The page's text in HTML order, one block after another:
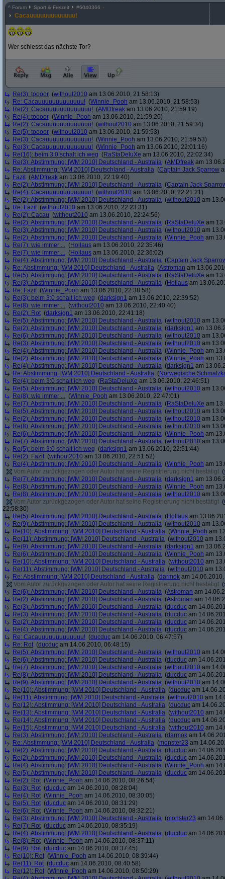
^ Forum Sport & Freizeit #6040366
Cacauuuuuuuuuuuuu!
Wer schiesst das nächste Tor?
Re(3): toooor (without2010 am 13.06.2010, 21:58:13)
Re: Cacauuuuuuuuuuuuu! (Winnie_Pooh am 13.06.2010, 21:58:53)
Re(2): Cacauuuuuuuuuuuuu! (AMDfreak am 13.06.2010, 21:59:19)
Re(4): toooor (Winnie_Pooh am 13.06.2010, 21:59:20)
Re(2): Cacauuuuuuuuuuuuu! (without2010 am 13.06.2010, 21:59:34)
Re(5): toooor (without2010 am 13.06.2010, 21:59:53)
Re(3): Cacauuuuuuuuuuuuu! (Winnie_Pooh am 13.06.2010, 21:59:53)
Re(3): Cacauuuuuuuuuuuuu! (Winnie_Pooh am 13.06.2010, 22:01:16)
Re(16): beim 3:0 schalt ich weg (RaStaDeluXe am 13.06.2010, 22:02:34)
Re(3): Abstimmung: [WM 2010] Deutschland - Australia (AMDfreak am
Re: Abstimmung: [WM 2010] Deutschland - Australia (Captain Jack Sparrow
Fazit (AMDfreak am 13.06.2010, 22:19:40)
Re(2): Abstimmung: [WM 2010] Deutschland - Australia (Captain Jack
Re(4): Cacauuuuuuuuuuuuu! (without2010 am 13.06.2010, 22:21:21)
Re(2): Abstimmung: [WM 2010] Deutschland - Australia (without2010 am
Re: Fazit (without2010 am 13.06.2010, 22:23:31)
Re(2): Cacau (without2010 am 13.06.2010, 22:24:56)
Re(2): Abstimmung: [WM 2010] Deutschland - Australia (RaStaDeluXe am
Re(3): Abstimmung: [WM 2010] Deutschland - Australia (without2010 am
Re(2): Abstimmung: [WM 2010] Deutschland - Australia (Winnie_Pooh am
Re(7): wie immer ... (Hollaus am 13.06.2010, 22:35:46)
Re(7): wie immer ... (Hollaus am 13.06.2010, 22:36:02)
Re(4): Abstimmung: [WM 2010] Deutschland - Australia (Captain Jack
Re: Abstimmung: [WM 2010] Deutschland - Australia (Astroman am
Re(5): Abstimmung: [WM 2010] Deutschland - Australia (RaStaDeluXe am
Re(3): Abstimmung: [WM 2010] Deutschland - Australia (Hollaus am
Re: Fazit (Winnie_Pooh am 13.06.2010, 22:38:58)
Re(3): beim 3:0 schalt ich weg (darksign1 am 13.06.2010, 22:39:52)
Re(8): wie immer ... (without2010 am 13.06.2010, 22:40:40)
Re(2): Rot (darksign1 am 13.06.2010, 22:41:18)
Re(5): Abstimmung: [WM 2010] Deutschland - Australia (without2010 am
Re(2): Abstimmung: [WM 2010] Deutschland - Australia (darksign1 am
Re(6): Abstimmung: [WM 2010] Deutschland - Australia (without2010 am
Re(3): Abstimmung: [WM 2010] Deutschland - Australia (without2010 am
Re(4): Abstimmung: [WM 2010] Deutschland - Australia (Winnie_Pooh am
Re(2): Abstimmung: [WM 2010] Deutschland - Australia (Winnie_Pooh am
Re(4): Abstimmung: [WM 2010] Deutschland - Australia (darksign1 am
Re: Abstimmung: [WM 2010] Deutschland - Australia (Norwegische
Re(4): beim 3:0 schalt ich weg (RaStaDeluXe am 13.06.2010, 22:46:51)
Re(5): Abstimmung: [WM 2010] Deutschland - Australia (without2010 am
Re(8): wie immer ... (Winnie_Pooh am 13.06.2010, 22:47:01)
Re(7): Abstimmung: [WM 2010] Deutschland - Australia (RaStaDeluXe am
Re(5): Abstimmung: [WM 2010] Deutschland - Australia (without2010 am
Re(2): Abstimmung: [WM 2010] Deutschland - Australia (without2010 am
Re(8): Abstimmung: [WM 2010] Deutschland - Australia (without2010 am
Re(6): Abstimmung: [WM 2010] Deutschland - Australia (Winnie_Pooh am
Re(7): Abstimmung: [WM 2010] Deutschland - Australia (without2010 am
Re(5): beim 3:0 schalt ich weg (darksign1 am 13.06.2010, 22:51:44)
Re(2): Fazit (without2010 am 13.06.2010, 22:51:52)
Re(4): Abstimmung: [WM 2010] Deutschland - Australia (Winnie_Pooh am
Vom Autor zurückgezogen oder Autor hat seine Registrierung nicht bestätigt (
Re(7): Abstimmung: [WM 2010] Deutschland - Australia (darksign1 am
Re(8): Abstimmung: [WM 2010] Deutschland - Australia (Winnie_Pooh am
Re(8): Abstimmung: [WM 2010] Deutschland - Australia (without2010 am
Vom Autor zurückgezogen oder Autor hat seine Registrierung nicht bestätigt (
22:58:30)
Re(5): Abstimmung: [WM 2010] Deutschland - Australia (Hollaus am
Re(9): Abstimmung: [WM 2010] Deutschland - Australia (without2010 am
Re(10): Abstimmung: [WM 2010] Deutschland - Australia (Winnie_Pooh am
Re(11): Abstimmung: [WM 2010] Deutschland - Australia (without2010 am
Re(9): Abstimmung: [WM 2010] Deutschland - Australia (darksign1 am
Re(6): Abstimmung: [WM 2010] Deutschland - Australia (Winnie_Pooh am
Re(10): Abstimmung: [WM 2010] Deutschland - Australia (without2010 am
Re(11): Abstimmung: [WM 2010] Deutschland - Australia (without2010 am
Re: Abstimmung: [WM 2010] Deutschland - Australia (darmok am
Vom Autor zurückgezogen oder Autor hat seine Registrierung nicht bestätigt (
Re(6): Abstimmung: [WM 2010] Deutschland - Australia (Astroman am
Re(2): Abstimmung: [WM 2010] Deutschland - Australia (Astroman am
Re(3): Abstimmung: [WM 2010] Deutschland - Australia (ducduc am
Re(3): Abstimmung: [WM 2010] Deutschland - Australia (ducduc am
Re(2): Abstimmung: [WM 2010] Deutschland - Australia (ducduc am
Re(4): Abstimmung: [WM 2010] Deutschland - Australia (ducduc am
Re: Cacauuuuuuuuuuuuu! (ducduc am 14.06.2010, 06:47:57)
Re: Rot (ducduc am 14.06.2010, 06:48:15)
Re(5): Abstimmung: [WM 2010] Deutschland - Australia (without2010 am
Re(6): Abstimmung: [WM 2010] Deutschland - Australia (ducduc am
Re(7): Abstimmung: [WM 2010] Deutschland - Australia (without2010 am
Re(8): Abstimmung: [WM 2010] Deutschland - Australia (ducduc am
Re(9): Abstimmung: [WM 2010] Deutschland - Australia (without2010 am
Re(10): Abstimmung: [WM 2010] Deutschland - Australia (ducduc am
Re(11): Abstimmung: [WM 2010] Deutschland - Australia (without2010 am
Re(12): Abstimmung: [WM 2010] Deutschland - Australia (ducduc am
Re(13): Abstimmung: [WM 2010] Deutschland - Australia (without2010 am
Re(14): Abstimmung: [WM 2010] Deutschland - Australia (ducduc am
Re(15): Abstimmung: [WM 2010] Deutschland - Australia (without2010 am
Re(3): Abstimmung: [WM 2010] Deutschland - Australia (darmok am
Re: Abstimmung: [WM 2010] Deutschland - Australia (monster23 am
Re(2): Abstimmung: [WM 2010] Deutschland - Australia (ducduc am
Re(2): Abstimmung: [WM 2010] Deutschland - Australia (ducduc am
Re(4): Abstimmung: [WM 2010] Deutschland - Australia (Winnie_Pooh am
Re(5): Abstimmung: [WM 2010] Deutschland - Australia (ducduc am
Re(2): Rot (Winnie_Pooh am 14.06.2010, 08:26:54)
Re(3): Rot (ducduc am 14.06.2010, 08:28:04)
Re(4): Rot (Winnie_Pooh am 14.06.2010, 08:30:05)
Re(5): Rot (ducduc am 14.06.2010, 08:31:29)
Re(6): Rot (Winnie_Pooh am 14.06.2010, 08:32:21)
Re(3): Abstimmung: [WM 2010] Deutschland - Australia (monster23 am
Re(7): Rot (ducduc am 14.06.2010, 08:35:19)
Re(4): Abstimmung: [WM 2010] Deutschland - Australia (ducduc am
Re(8): Rot (Winnie_Pooh am 14.06.2010, 08:37:11)
Re(9): Rot (ducduc am 14.06.2010, 08:37:45)
Re(10): Rot (Winnie_Pooh am 14.06.2010, 08:39:44)
Re(11): Rot (ducduc am 14.06.2010, 08:40:58)
Re(12): Rot (Winnie_Pooh am 14.06.2010, 08:50:29)